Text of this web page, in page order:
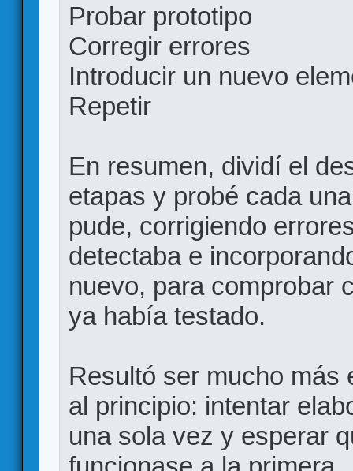
Probar prototipo
Corregir errores
Introducir un nuevo
Repetir
En resumen, dividí el
etapas y probé cada
pude, corrigiendo
detectaba e
nuevo, para comprobar
ya había testado.
Resultó ser mucho más
al principio: intentar
una sola vez y esperar